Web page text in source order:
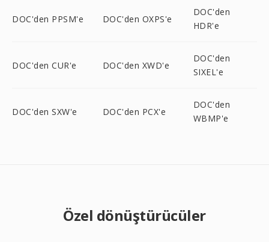
DOC'den PPSM'e DOC'den OXPS'e
DOC'den
HDR'e
DOC'den CUR'e DOC'den XWD'e
DOC'den
SIXEL'e
DOC'den SXW'e DOC'den PCX'e
DOC'den
WBMP'e
Özel dönüştürücüler